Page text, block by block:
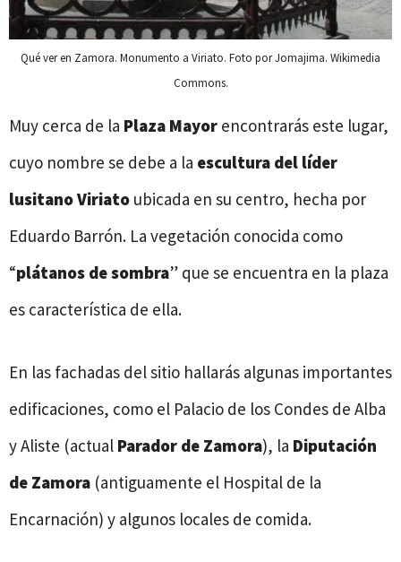
Qué ver en Zamora. Monumento a Viriato. Foto por Jomajima. Wikimedia
Commons.
Muy cerca de la Plaza Mayor encontrarás este lugar,
cuyo nombre se debe a la escultura del líder
lusitano Viriato ubicada en su centro, hecha por
Eduardo Barrón. La vegetación conocida como
“plátanos de sombra” que se encuentra en la plaza
es característica de ella.
En las fachadas del sitio hallarás algunas importantes
edificaciones, como el Palacio de los Condes de Alba
y Aliste (actual Parador de Zamora), la Diputación
de Zamora (antiguamente el Hospital de la
Encarnación) y algunos locales de comida.